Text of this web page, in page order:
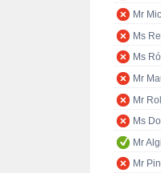
Mr
Ms
Ms
Mr
Mr
Ms
Mr
Mr